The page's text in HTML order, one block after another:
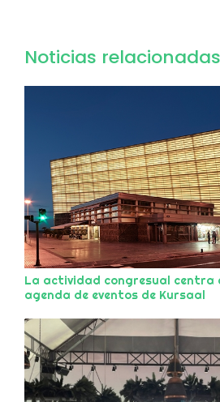
Noticias relacionadas
La actividad congresual centra
agenda de eventos de Kursaal